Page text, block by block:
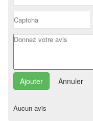
Annuler
Aucun avis